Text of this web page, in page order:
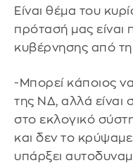
Είναι θέμα του
πρότασή μας
κυβέρνησης από
-Μπορεί κάποιος
της ΝΔ, αλλά είναι
στο εκλογικό
και δεν το
υπάρξει